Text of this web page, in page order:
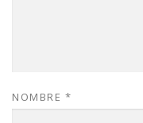
NOMBRE *